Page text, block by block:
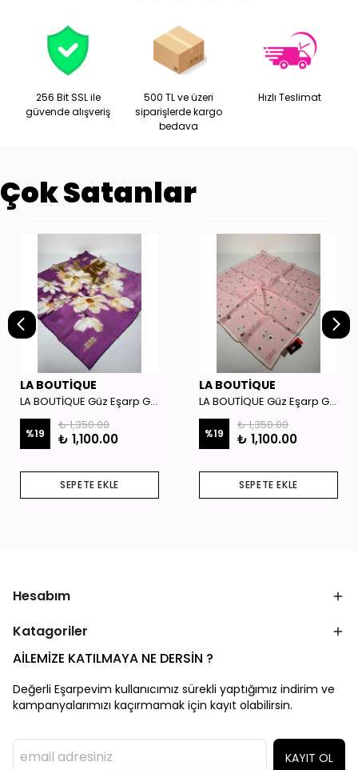
256 Bit SSL ile
güvende alışveriş
500 TL ve üzeri
siparişlerde kargo
bedava
Hızlı Teslimat
Çok Satanlar
LA BOUTİQUE
LA BOUTİQUE Güz Eşarp GYSE262908
%19
₺ 1,350.00
₺ 1,100.00
SEPETE EKLE
LA BOUTİQUE
LA BOUTİQUE Güz Eşarp GYSE130804
%19
₺ 1,350.00
₺ 1,100.00
SEPETE EKLE
Hesabım
Katagoriler
AİLEMİZE KATILMAYA NE DERSİN ?
Değerli Eşarpevim kullanıcımız sürekli yaptığımız indirim ve
kampanyalarımızı kaçırmamak için kayıt olabilirsin.
KAYIT OL